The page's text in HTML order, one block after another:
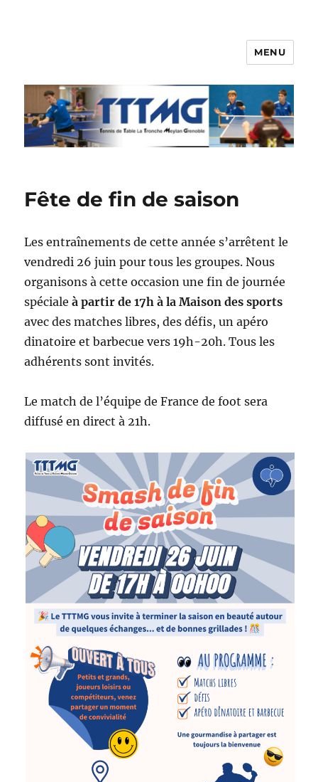
MENU
Fête de fin de saison
Les entraînements de cette année s’arrêtent le
vendredi 26 juin pour tous les groupes. Nous
organisons à cette occasion une fin de journée
spécialeà partir de 17h à la Maison des sports
avec des matches libres, des défis, un apéro
dinatoire et barbecue vers 19h-20h. Tous les
adhérents sont invités.
Le match de l’équipe de France de foot sera
diffusé en direct à 21h.